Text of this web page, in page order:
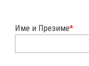
Име и Презиме*